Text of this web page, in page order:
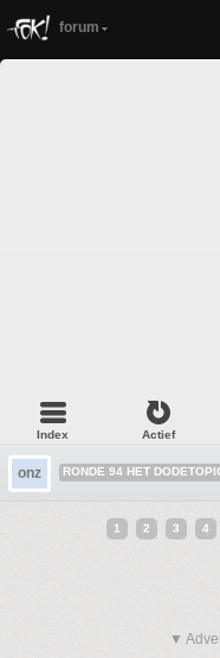
forum
Index Actief
onz RONDE 94 HET
1 2 3 4
▼